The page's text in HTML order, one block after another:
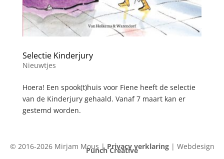
Selectie Kinderjury
Nieuwtjes
Hoera! Een spook(t)huis voor Fiene heeft de selectie
van de Kinderjury gehaald. Vanaf 7 maart kan er
gestemd worden.
© 2016-2026 Mirjam Mous | Privacy verklaring| Webdesign
Punch Creative